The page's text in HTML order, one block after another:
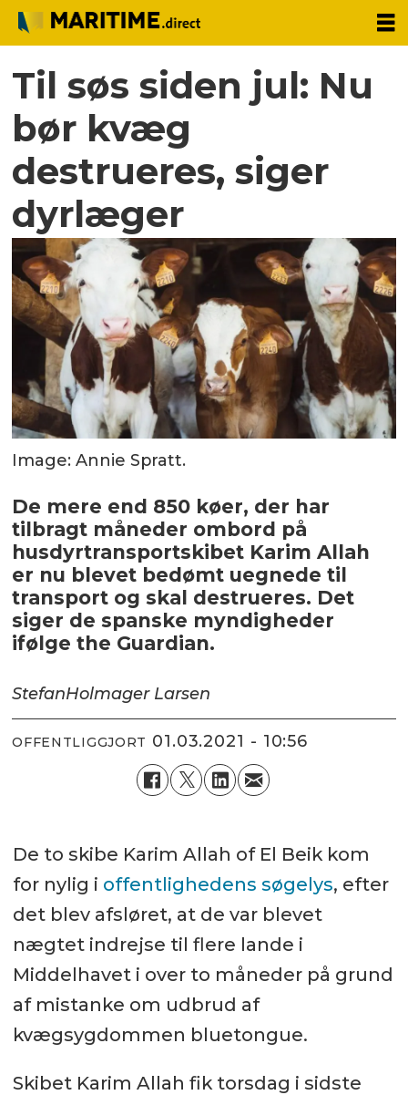
Til søs siden jul: Nu
bør kvæg
destrueres, siger
dyrlæger
Image: Annie Spratt.
De mere end 850 køer, der har
tilbragt måneder ombord på
husdyrtransportskibet Karim Allah
er nu blevet bedømt uegnede til
transport og skal destrueres. Det
siger de spanske myndigheder
ifølge the Guardian.
StefanHolmager Larsen
OFFENTLIGGJORT 01.03.2021 - 10:56
De to skibe Karim Allah of El Beik kom
for nylig i offentlighedens søgelys, efter
det blev afsløret, at de var blevet
nægtet indrejse til flere lande i
Middelhavet i over to måneder på grund
af mistanke om udbrud af
kvægsygdommen bluetongue.
Skibet Karim Allah fik torsdag i sidste